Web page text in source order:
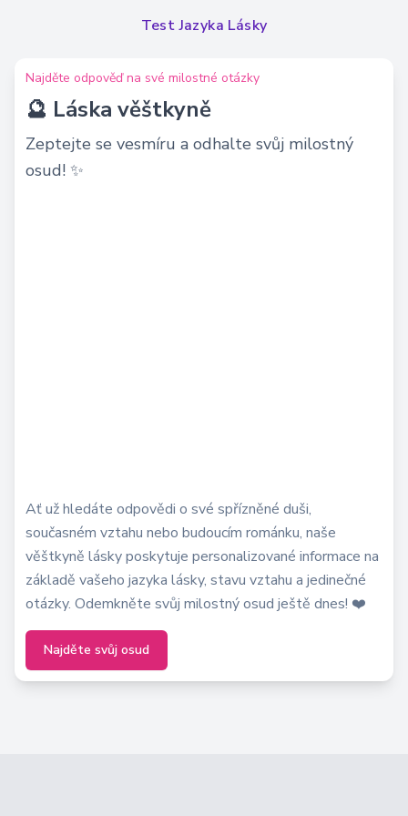
Test Jazyka Lásky
Najděte odpověď na své milostné otázky
🔮 Láska věštkyně
Zeptejte se vesmíru a odhalte svůj milostný
osud! ✨
Ať už hledáte odpovědi o své spřízněné duši,
současném vztahu nebo budoucím románku, naše
věštkyně lásky poskytuje personalizované informace na
základě vašeho jazyka lásky, stavu vztahu a jedinečné
otázky. Odemkněte svůj milostný osud ještě dnes! ❤️
Najděte svůj osud